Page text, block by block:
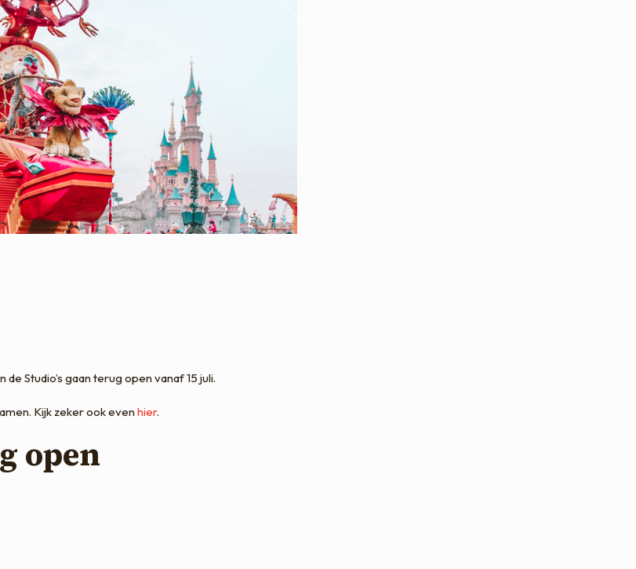
Studio’s gaan terug open vanaf 15 juli.
Kijk zeker ook evenhier.
open